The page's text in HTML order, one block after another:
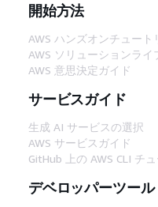
開始方法
AWS ハンズオンチュート
AWS ソリューションライ
AWS 意思決定ガイド
サービスガイド
生成 AI サービスの選択
AWS サービスガイド
GitHub 上の AWS CLI チ
デベロッパーツール